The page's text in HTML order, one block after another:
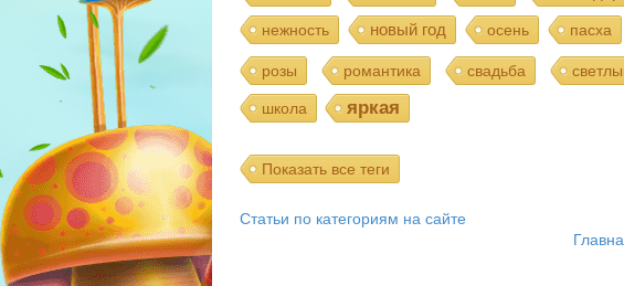
нежность новый год осень пасха
розы романтика свадьба
школа яркая
Показать все теги
Статьи по категориям на сайте